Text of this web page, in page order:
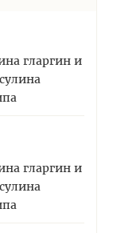
гларгин и
гларгин и